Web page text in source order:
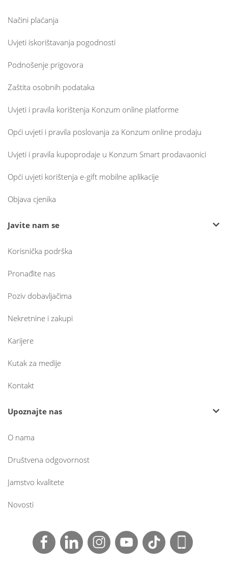
Načini plaćanja
Uvjeti iskorištavanja pogodnosti
Podnošenje prigovora
Zaštita osobnih podataka
Uvjeti i pravila korištenja Konzum online platforme
Opći uvjeti i pravila poslovanja za Konzum online prodaju
Uvjeti i pravila kupoprodaje u Konzum Smart prodavaonici
Opći uvjeti korištenja e-gift mobilne aplikacije
Objava cjenika
Javite nam se
Korisnička podrška
Pronađite nas
Poziv dobavljačima
Nekretnine i zakupi
Karijere
Kutak za medije
Kontakt
Upoznajte nas
O nama
Društvena odgovornost
Jamstvo kvalitete
Novosti